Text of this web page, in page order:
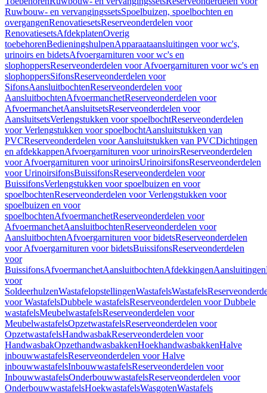
Ruwbouw- en vervangingssetsSpoelbuizen, spoelbochten en
overgangenRenovatiesetsReserveonderdelen voor
RenovatiesetsAfdekplatenOverig
toebehorenBedieningshulpenApparaataansluitingen voor wc's,
urinoirs en bidetsAfvoergarnituren voor wc's en
slophoppersReserveonderdelen voor Afvoergarnituren voor wc's en
slophoppersSifonsReserveonderdelen voor
SifonsAansluitbochtenReserveonderdelen voor
AansluitbochtenAfvoermanchetReserveonderdelen voor
AfvoermanchetAansluitsetsReserveonderdelen voor
AansluitsetsVerlengstukken voor spoelbochtReserveonderdelen
voor Verlengstukken voor spoelbochtAansluitstukken van
PVCReserveonderdelen voor Aansluitstukken van PVCDichtingen
en afdekkappenAfvoergarnituren voor urinoirsReserveonderdelen
voor Afvoergarnituren voor urinoirsUrinoirsifonsReserveonderdelen
voor UrinoirsifonsBuissifonsReserveonderdelen voor
BuissifonsVerlengstukken voor spoelbuizen en voor
spoelbochtenReserveonderdelen voor Verlengstukken voor
spoelbuizen en voor
spoelbochtenAfvoermanchetReserveonderdelen voor
AfvoermanchetAansluitbochtenReserveonderdelen voor
AansluitbochtenAfvoergarnituren voor bidetsReserveonderdelen
voor Afvoergarnituren voor bidetsBuissifonsReserveonderdelen
voor
BuissifonsAfvoermanchetAansluitbochtenAfdekkingenAansluitingen
voor
SoldeerhulzenWastafelopstellingenWastafelsWastafels
voor WastafelsDubbele wastafelsReserveonderdelen voor Dubbele
wastafelsMeubelwastafelsReserveonderdelen voor
MeubelwastafelsOpzetwastafelsReserveonderdelen voor
OpzetwastafelsHandwasbakReserveonderdelen voor
HandwasbakOpzethandwasbakkenHoekhandwasbakkenHalve
inbouwwastafelsReserveonderdelen voor Halve
inbouwwastafelsInbouwwastafelsReserveonderdelen voor
InbouwwastafelsOnderbouwwastafelsReserveonderdelen voor
OnderbouwwastafelsHoekwastafelsWasgotenWastafels